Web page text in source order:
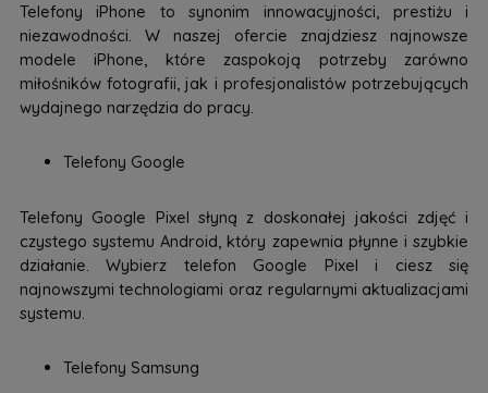
Telefony iPhone to synonim innowacyjności, prestiżu i
niezawodności. W naszej ofercie znajdziesz najnowsze
modele iPhone, które zaspokoją potrzeby zarówno
miłośników fotografii, jak i profesjonalistów potrzebujących
wydajnego narzędzia do pracy.
Telefony Google
Telefony Google Pixel słyną z doskonałej jakości zdjęć i
czystego systemu Android, który zapewnia płynne i szybkie
działanie. Wybierz telefon Google Pixel i ciesz się
najnowszymi technologiami oraz regularnymi aktualizacjami
systemu.
Telefony Samsung